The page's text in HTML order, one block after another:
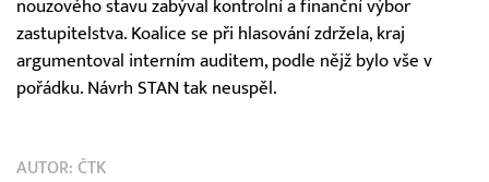
nouzového stavu zabýval kontrolní a finanční výbor
zastupitelstva. Koalice se při hlasování zdržela, kraj
argumentoval interním auditem, podle nějž bylo vše v
pořádku. Návrh STAN tak neuspěl.
AUTOR: ČTK